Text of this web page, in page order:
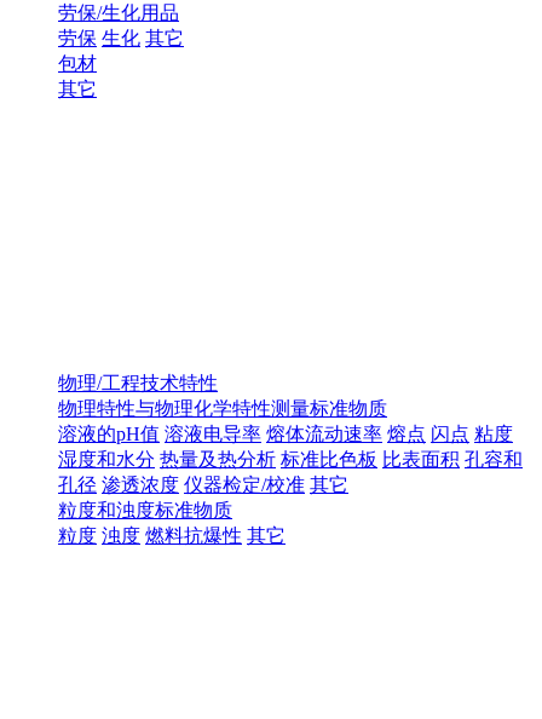
劳保/生化用品
劳保 生化 其它
包材
其它
物理/工程技术特性
物理特性与物理化学特性测量标准物质
溶液的pH值 溶液电导率 熔体流动速率 熔点 闪点 粘度
湿度和水分 热量及热分析 标准比色板 比表面积 孔容和
孔径 渗透浓度 仪器检定/校准 其它
粒度和浊度标准物质
粒度 浊度 燃料抗爆性 其它